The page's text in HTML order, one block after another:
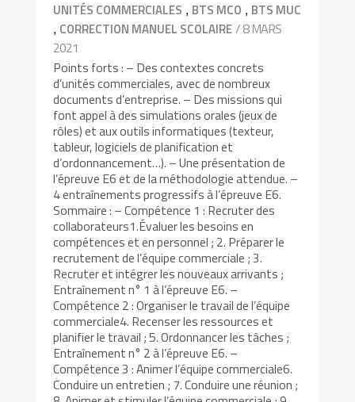
UNITÉS COMMERCIALES , BTS MCO , BTS MUC
, CORRECTION MANUEL SCOLAIRE/ 8 MARS
2021
Points forts : – Des contextes concrets
d’unités commerciales, avec de nombreux
documents d’entreprise. – Des missions qui
font appel à des simulations orales (jeux de
rôles) et aux outils informatiques (texteur,
tableur, logiciels de planification et
d’ordonnancement…). – Une présentation de
l’épreuve E6 et de la méthodologie attendue. –
4 entraînements progressifs à l’épreuve E6.
Sommaire : – Compétence 1 : Recruter des
collaborateurs1.Évaluer les besoins en
compétences et en personnel ; 2. Préparer le
recrutement de l’équipe commerciale ; 3.
Recruter et intégrer les nouveaux arrivants ;
Entraînement n° 1 à l’épreuve E6. –
Compétence 2 : Organiser le travail de l’équipe
commerciale4. Recenser les ressources et
planifier le travail ; 5. Ordonnancer les tâches ;
Entraînement n° 2 à l’épreuve E6. –
Compétence 3 : Animer l’équipe commerciale6.
Conduire un entretien ; 7. Conduire une réunion ;